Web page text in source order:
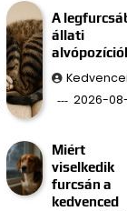
A
állati
2026-
Miért
viselkedik
furcsán a
kedvenced